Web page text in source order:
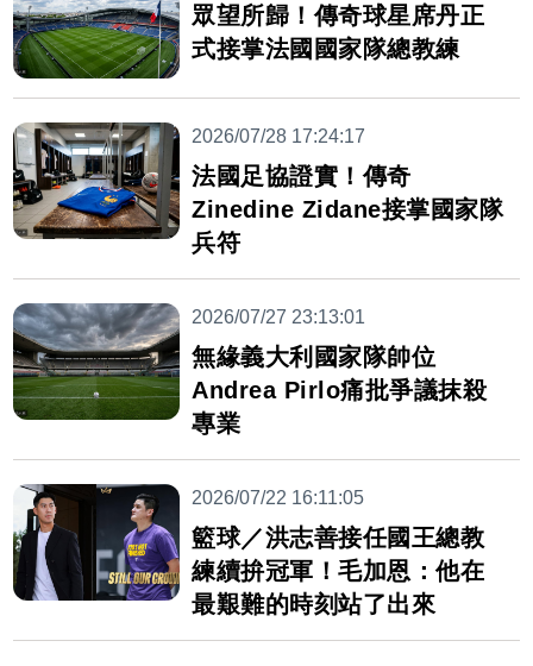
眾望所歸！傳奇球星席丹正
式接掌法國國家隊總教練
2026/07/28 17:24:17
法國足協證實！傳奇
Zinedine Zidane接掌國家隊
兵符
2026/07/27 23:13:01
無緣義大利國家隊帥位
Andrea Pirlo痛批爭議抹殺
專業
2026/07/22 16:11:05
籃球／洪志善接任國王總教
練續拚冠軍！毛加恩：他在
最艱難的時刻站了出來